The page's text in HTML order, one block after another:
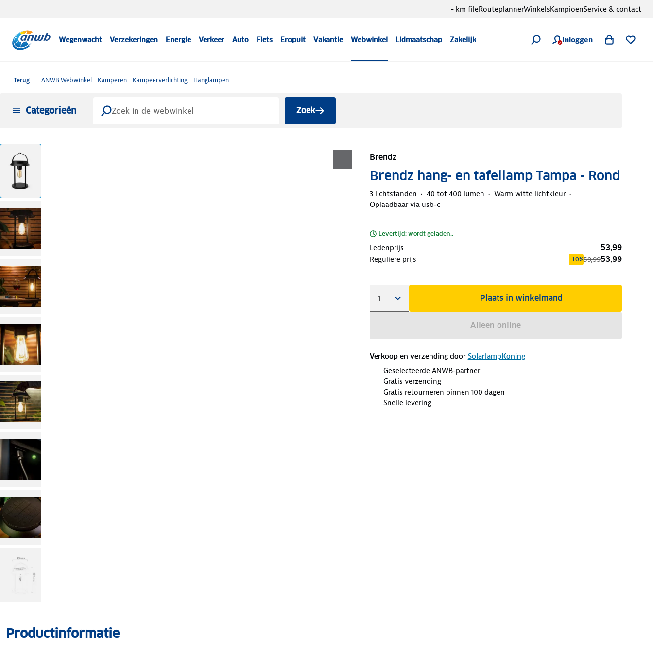
Wegenwacht Verzekeringen Energie Verkeer Auto Fiets Eropuit Vakantie Webwinkel Lidmaatschap Zakelijk Inloggen
- km fileRouteplannerWinkelsKampioenService & contact
Terug ANWB Webwinkel Kamperen Kampeerverlichting Hanglampen
Categorieën Zoek
Brendz
Brendz hang- en tafellamp Tampa - Rond
3 lichtstanden 40 tot 400 lumen
Warm witte lichtkleur
Oplaadbaar via usb-c
Levertijd: wordt geladen..
Ledenprijs 53,99
Reguliere prijs -10%59,9953,99
Plaats in winkelmand
Alleen online
Verkoop en verzending door SolarlampKoning
Geselecteerde ANWB-partner
Gratis verzending
Gratis retourneren binnen 100 dagen
Snelle levering
Productinformatie